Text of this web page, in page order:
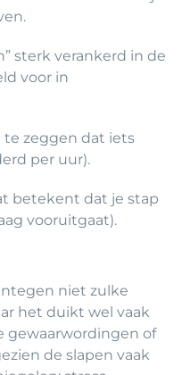
sterk verankerd in de
voor in
te zeggen dat iets
per uur).
betekent dat je stap
vooruitgaat).
niet zulke
het duikt wel vaak
gewaarwordingen of
de slapen vaak